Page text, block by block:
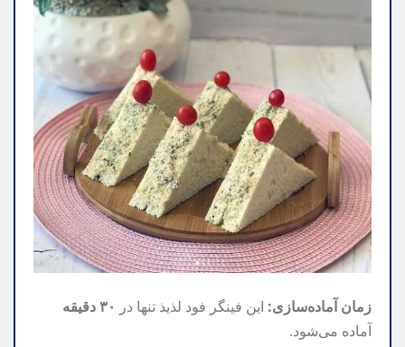
زمان آماده‌سازی: این فینگر فود لذیذ تنها در ۳۰ دقیقه
آماده می‌شود.